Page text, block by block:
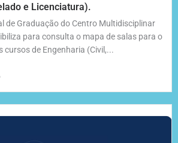
e Licenciatura).
de Graduação do Centro Multidisciplinar
para consulta o mapa de salas para o
cursos de Engenharia (Civil,...